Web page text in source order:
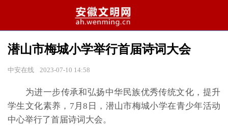
潜山市梅城小学举行首届诗词大会
中安在线 2023-07-10 14:58
为进一步传承和弘扬中华民族优秀传统文化，提升
学生文化素养，7月8日，潜山市梅城小学在青少年活动
中心举行了首届诗词大会。